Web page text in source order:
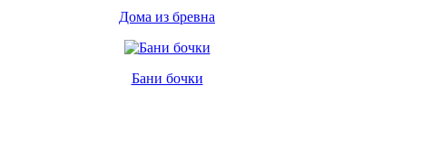
Дома из бревна
Бани бочки